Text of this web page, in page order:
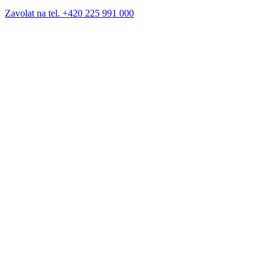
Zavolat na tel. +420 225 991 000